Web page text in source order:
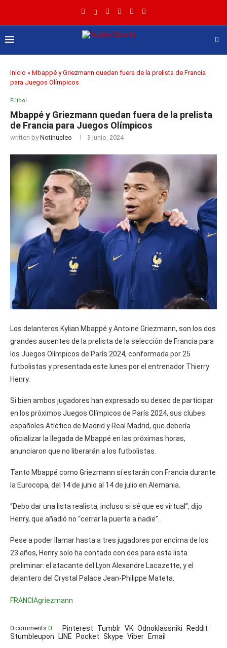
Inicio » Mbappé y Griezmann quedan fuera de la prelista de Francia
para Juegos Olímpicos
Fútbol
Mbappé y Griezmann quedan fuera de la prelista
de Francia para Juegos Olímpicos
written byNotinucleo 3 junio, 2024
Los delanteros Kylian Mbappé y Antoine Griezmann, son los dos
grandes ausentes de la prelista de la selección de Francia para
los Juegos Olímpicos de París 2024, conformada por 25
futbolistas y presentada este lunes por el entrenador Thierry
Henry.
Si bien ambos jugadores han expresado su deseo de participar
en los próximos Juegos Olímpicos de París 2024, sus clubes
españoles Atlético de Madrid y Real Madrid, que debería
oficializar la llegada de Mbappé en las próximas horas,
anunciaron que no liberarán a los futbolistas.
Tanto Mbappé como Griezmann sí estarán con Francia durante
la Eurocopa, del 14 de junio al 14 de julio en Alemania.
“Debo dar una lista realista, incluso si sé que es virtual”, dijo
Henry, que añadió no “cerrar la puerta a nadie”.
Pese a poder llamar hasta a tres jugadores por encima de los
23 años, Henry solo ha contado con dos para esta lista
preliminar: el atacante del Lyon Alexandre Lacazette, y el
delantero del Crystal Palace Jean-Philippe Mateta.
FRANCIAgriezmann
0 comments 0 Pinterest Tumblr VK Odnoklassniki
Reddit
Stumbleupon
LINE Pocket Skype Viber Email